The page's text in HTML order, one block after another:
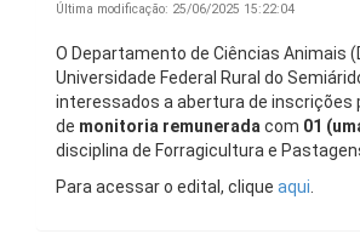
Última modificação: 25/06/2025 15:22:04
O Departamento de Ciências Animais
Universidade Federal Rural do
interessados a abertura de inscrições
de monitoria remunerada com 01
disciplina de Forragicultura e
Para acessar o edital, clique aqui